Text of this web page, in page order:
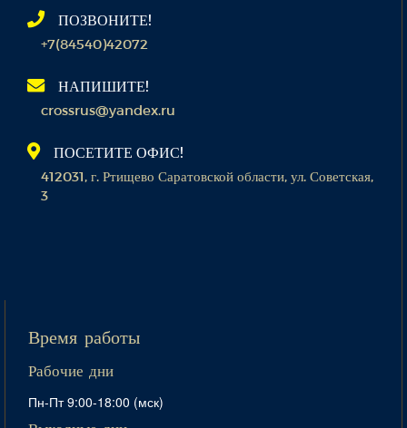
ПОЗВОНИТЕ!
+7(84540)42072
НАПИШИТЕ!
crossrus@yandex.ru
ПОСЕТИТЕ ОФИС!
412031, г. Ртищево Саратовской области, ул. Советская,
3
Время работы
Рабочие дни
Пн-Пт 9:00-18:00 (мск)